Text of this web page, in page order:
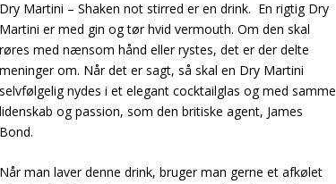
Dry Martini – Shaken not stirred er en drink. En rigtig Dry
Martini er med gin og tør hvid vermouth. Om den skal
røres med nænsom hånd eller rystes, det er der delte
meninger om. Når det er sagt, så skal en Dry Martini
selvfølgelig nydes i et elegant cocktailglas og med samme
lidenskab og passion, som den britiske agent, James
Bond.
Når man laver denne drink, bruger man gerne et afkølet